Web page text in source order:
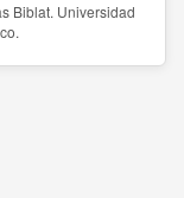
Biblat. Universidad